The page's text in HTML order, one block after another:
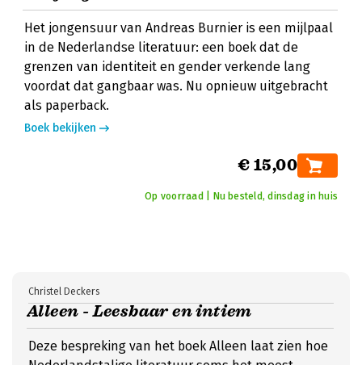
Het jongensuur van Andreas Burnier is een mijlpaal
in de Nederlandse literatuur: een boek dat de
grenzen van identiteit en gender verkende lang
voordat dat gangbaar was. Nu opnieuw uitgebracht
als paperback.
Boek bekijken
€ 15,00
Op voorraad | Nu besteld, dinsdag in huis
Alleen - Leesbaar en intiem
Christel Deckers
Deze bespreking van het boek Alleen laat zien hoe